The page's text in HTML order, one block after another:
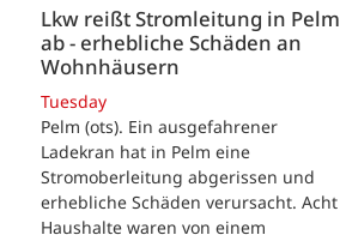
Lkw reißt Stromleitung in Pelm
ab - erhebliche Schäden an
Wohnhäusern
Tuesday
Pelm (ots). Ein ausgefahrener
Ladekran hat in Pelm eine
Stromoberleitung abgerissen und
erhebliche Schäden verursacht. Acht
Haushalte waren von einem